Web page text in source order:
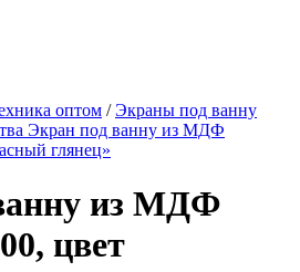
оптом /Экраны под ванну
Экран под ванну из МДФ
глянец»
из МДФ
цвет